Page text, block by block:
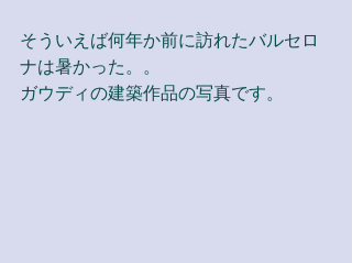
そういえば何年か前に訪れたバルセロ
ナは暑かった。。
ガウディの建築作品の写真です。